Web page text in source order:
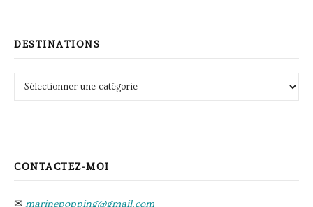
DESTINATIONS
Destinations
CONTACTEZ-MOI
✉ marinepopping@gmail.com